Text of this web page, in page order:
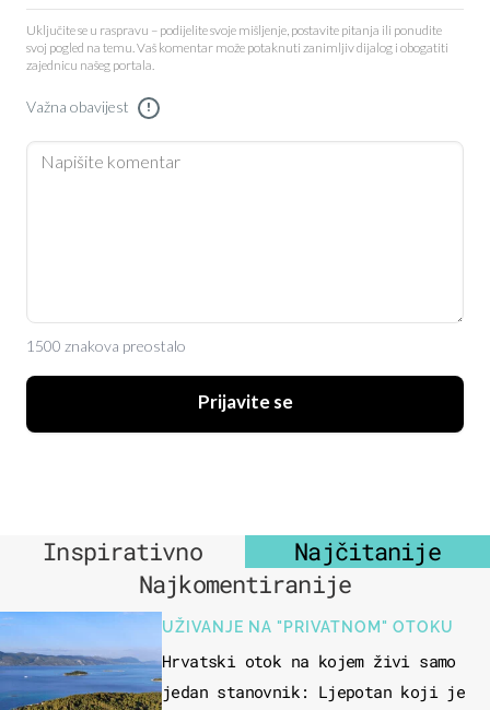
Uključite se u raspravu – podijelite svoje mišljenje, postavite pitanja ili ponudite
svoj pogled na temu. Vaš komentar može potaknuti zanimljiv dijalog i obogatiti
zajednicu našeg portala.
Važna obavijest !
1500 znakova preostalo
Prijavite se
Inspirativno
Najčitanije
Najkomentiranije
UŽIVANJE NA "PRIVATNOM" OTOKU
Hrvatski otok na kojem živi samo
jedan stanovnik: Ljepotan koji je